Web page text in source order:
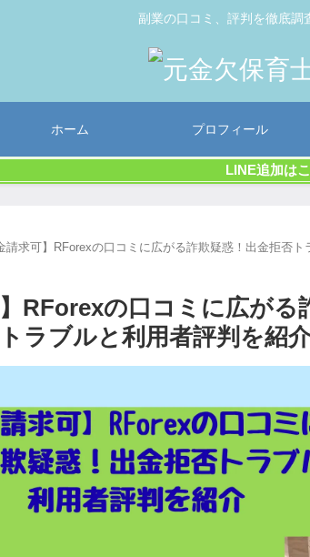
副業の口コミ、評判を徹底調
ホーム プロフィール
LINE追加は
請求可】RForexの口コミに広がる詐欺疑惑！出金拒否ト
】RForexの口コミに広がる
ラブルと利用者評判を紹